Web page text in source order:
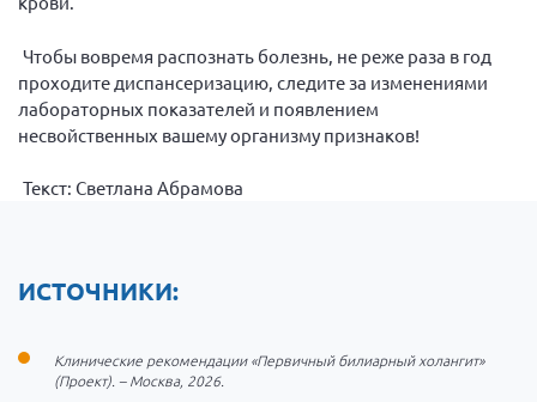
Чтобы вовремя распознать болезнь, не реже раза в год
проходите диспансеризацию, следите за изменениями
лабораторных показателей и появлением
несвойственных вашему организму признаков!
Текст: Светлана Абрамова
ИСТОЧНИКИ:
Клинические рекомендации «Первичный билиарный холангит»
(Проект). – Москва, 2026.